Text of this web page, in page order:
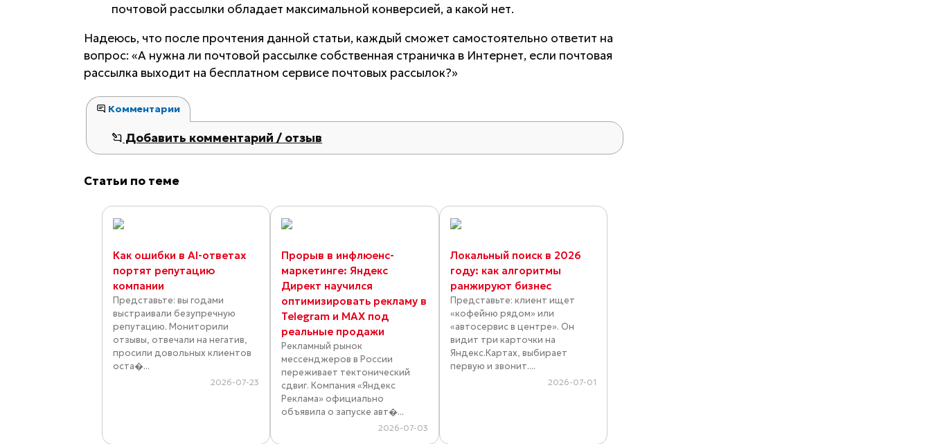
почтовой рассылки обладает максимальной конверсией, а какой нет.
Надеюсь, что после прочтения данной статьи, каждый сможет самостоятельно ответит на
вопрос: «А нужна ли почтовой рассылке собственная страничка в Интернет, если почтовая
рассылка выходит на бесплатном сервисе почтовых рассылок?»
Комментарии
Добавить комментарий / отзыв
Статьи по теме
Как ошибки в AI-ответах
портят репутацию
компании
Представьте: вы годами
выстраивали безупречную
репутацию. Мониторили
отзывы, отвечали на негатив,
просили довольных клиентов
оста�...
2026-07-23
Прорыв в инфлюенс-
маркетинге: Яндекс
Директ научился
оптимизировать рекламу в
Telegram и MAX под
реальные продажи
Рекламный рынок
мессенджеров в России
переживает тектонический
сдвиг. Компания «Яндекс
Реклама» официально
объявила о запуске авт�...
2026-07-03
Локальный поиск в 2026
году: как алгоритмы
ранжируют бизнес
Представьте: клиент ищет
«кофейню рядом» или
«автосервис в центре». Он
видит три карточки на
Яндекс.Картах, выбирает
первую и звонит....
2026-07-01